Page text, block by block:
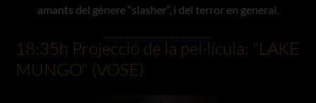
amants del gènere “slasher”, i del terror en general.
18:35h Projecció de la pel·lícula: "LAKE
MUNGO" (VOSE)